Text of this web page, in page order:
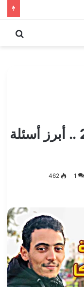
اللوتري الأميركي 2027 .. أبرز أسئلة
1
462